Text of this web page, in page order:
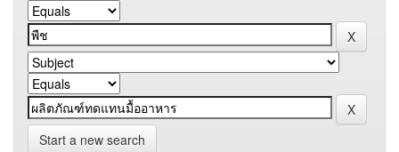
Start a new search